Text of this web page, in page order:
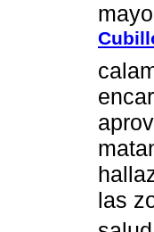
las